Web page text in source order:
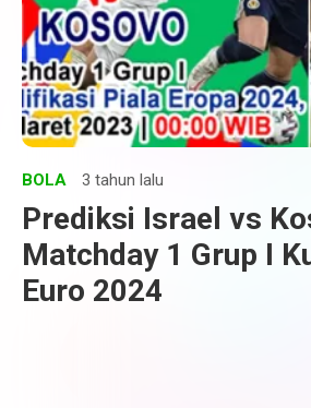
BOLA 3 tahun lalu
Prediksi Israel vs
Matchday 1 Grup I
Euro 2024